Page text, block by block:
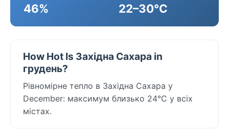
46% 22–30°C
How Hot Is Західна Сахара in
грудень?
Рівномірне тепло в Західна Сахара у
December: максимум близько 24°C у всіх
містах.